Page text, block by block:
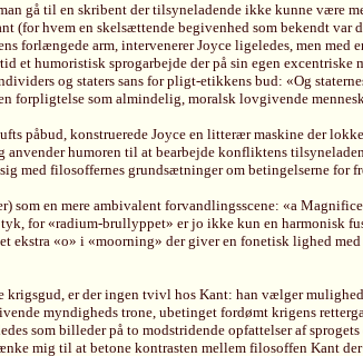
gå til en skribent der tilsyneladende ikke kunne være
(for hvem en skelsættende begivenhed som bekendt
forlængede arm, intervenerer Joyce ligeledes, men
et humoristisk sprogarbejde der på sin egen
og staters sans for pligt-etikkens bud: «Og
forpligtelse som almindelig, moralsk lovgivende
påbud, konstruerede Joyce en litterær maskine der
humoren til at bearbejde konfliktens
med filosoffernes grundsætninger om betingelserne for
som en mere ambivalent forvandlingsscene: «a
for «radium-brullyppet» er jo ikke kun en
«o» i «moorning» der giver en fonetisk lighed
er der ingen tvivl hos Kant: han vælger
myndigheds trone, ubetinget fordømt krigens
som billeder på to modstridende opfattelser af
mig til at betone kontrasten mellem filosoffen Kant